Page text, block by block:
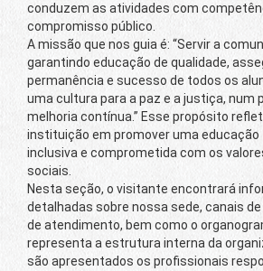
conduzem as atividades com
compromisso público.
A missão que nos guia é: “Servir a
garantindo educação de qualidade,
permanência e sucesso de todos os
uma cultura para a paz e a justiça, num
melhoria contínua.” Esse propósito
instituição em promover uma
inclusiva e comprometida com os
sociais.
Nesta seção, o visitante encontrará
detalhadas sobre nossa sede, canais
de atendimento, bem como o
representa a estrutura interna da
são apresentados os profissionais